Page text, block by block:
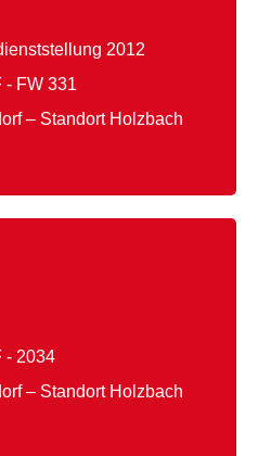
2012
- FW 331
– Standort Holzbach
- 2034
– Standort Holzbach